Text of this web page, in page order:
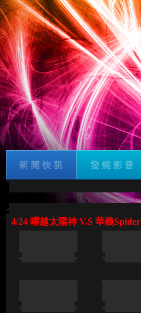
4/24 曜越太陽神 V.S 華義Spider